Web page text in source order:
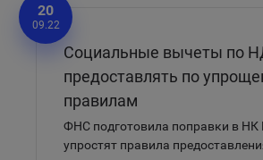
20
09.22
Социальные вычеты по
предоставлять по
правилам
ФНС подготовила поправки в
упростят правила